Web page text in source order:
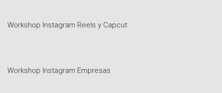
Workshop Instagram Reels y Capcut
Workshop Instagram Empresas